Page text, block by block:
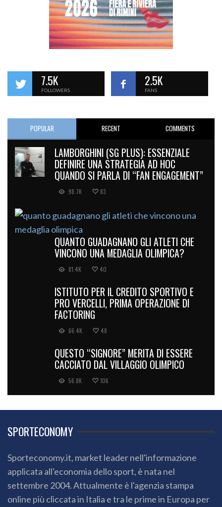
7.5K
FOLLOWERS
2.5K
FANS
POPULAR RECENT COMMENTS
LAMBORGHINI (SG PLUS): ESSENZIALE
DEFINIRE UNA STRATEGIA AD HOC
QUANDO SI PARLA DI “FAN ENGAGEMENT”
98.7K 83
QUANTO GUADAGNANO GLI ATLETI CHE
VINCONO UNA MEDAGLIA OLIMPICA?
81.4K 40
ISTITUTO PER IL CREDITO SPORTIVO E
PRO VERCELLI, PRIMA OPERAZIONE DI
FACTORING
66.4K 48
QUESTO “SIGNORE” MERITA DI ESSERE
CACCIATO DAL VILLAGGIO OLIMPICO
56.8K 106
SPORTECONOMY
Sporteconomy.it, market leader nell'informazione
applicata all'economia dello sport, è nata nel
settembre 2004. Attualmente è l'agenzia stampa
online più cliccata in Italia e tra le prime in Europa per